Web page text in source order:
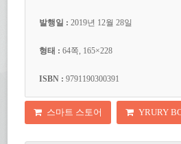
발행일 : 2019년 12월 28일
형태 : 64쪽, 165×228
ISBN : 9791190300391
스마트 스토어 YRURY